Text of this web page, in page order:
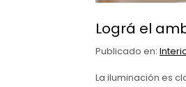
Lográ el
Publicado en:
La iluminación es